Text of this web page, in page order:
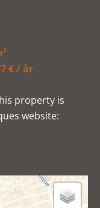
€ / år
property is
website: